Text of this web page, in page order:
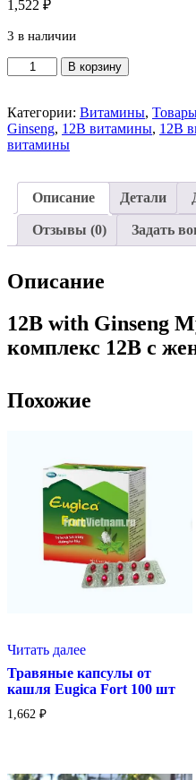
1,522 ₽
3 в наличии
Количество
товара
with
Ginseng
Мультивитаминный
женьшенем
капсул
В корзину
Категории: Витамины,
Ginseng, 12B витамины, 12B
витамины
Описание Детали
Отзывы (0) Задать
Описание
12B with Ginseng
комплекс 12В с
Похожие
Читать далее
Травяные капсулы от
кашля Eugica Fort 100 шт
1,662 ₽